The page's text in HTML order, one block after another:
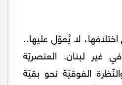
لا يُعوّل عليها..
غير لبنان. العنصريّة
الفوقيّة نحو بقيّة